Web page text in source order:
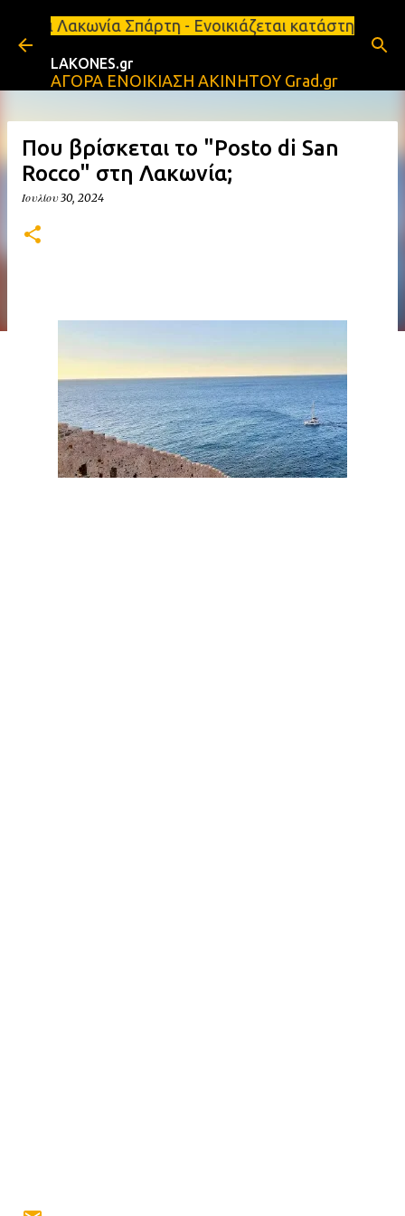
Μετάβαση στο κύριο περιεχόμενο
Σπάρτη - Ενοικιάζεται κατάστημα 134 τ.μ,
LAKONES.gr
ΑΓΟΡΑ ΕΝΟΙΚΙΑΣΗ ΑΚΙΝΗΤΟΥ Grad.gr
Που βρίσκεται το "Posto di San
Rocco" στη Λακωνία;
Ιουλίου 30, 2024